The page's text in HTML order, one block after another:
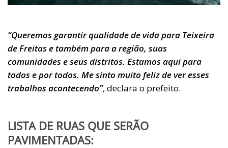
“Queremos garantir qualidade de vida para Teixeira
de Freitas e também para a região, suas
comunidades e seus distritos. Estamos aqui para
todos e por todos. Me sinto muito feliz de ver esses
trabalhos acontecendo”, declara o prefeito.
LISTA DE RUAS QUE SERÃO
PAVIMENTADAS: